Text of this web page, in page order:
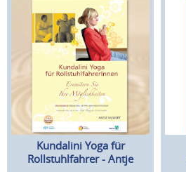
Kundalini Yoga für
Rollstuhlfahrer - Antje